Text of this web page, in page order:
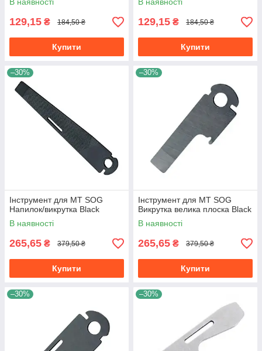
129,15 ₴ 184,50 ₴
Купити
129,15 ₴ 184,50 ₴
Купити
–30%
Інструмент для МТ SOG
Напилок/викрутка Black
В наявності
265,65 ₴ 379,50 ₴
Купити
–30%
Інструмент для МТ SOG
Викрутка велика плоска Black
В наявності
265,65 ₴ 379,50 ₴
Купити
–30% –30%